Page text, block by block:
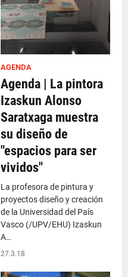
AGENDA
Agenda | La pintora
Izaskun Alonso
Saratxaga muestra
su diseño de
"espacios para ser
vividos"
La profesora de pintura y
proyectos diseño y creación
de la Universidad del País
Vasco (/UPV/EHU) Izaskun
A…
27.3.18